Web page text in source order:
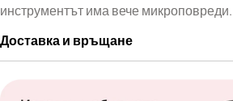
инструментът има вече микроповреди.
Доставка и връщане